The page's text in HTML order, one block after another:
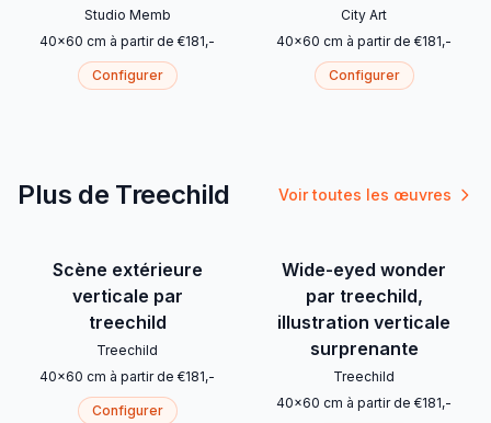
Studio Memb
40x60 cm à partir de €181,-
Configurer
City Art
40x60 cm à partir de €181,-
Configurer
Plus de Treechild Voir toutes les œuvres
Scène extérieure
verticale par
treechild
Treechild
40x60 cm à partir de €181,-
Configurer
Wide-eyed wonder
par treechild,
illustration verticale
surprenante
Treechild
40x60 cm à partir de €181,-